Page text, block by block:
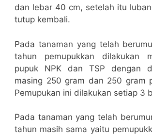
dan lebar 40 cm, setelah itu
tutup kembali.
Pada tanaman yang telah
tahun pemupukkan dilakukan
pupuk NPK dan TSP dengan
masing 250 gram dan 250 gram
Pemupukan ini dilakukan setiap 3
Pada tanaman yang telah
tahun masih sama yaitu